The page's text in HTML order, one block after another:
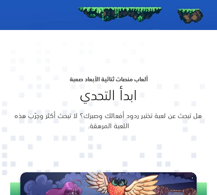
ألعاب منصات ثنائية الأبعاد صعبة
ابدأ التحدي
هل تبحث عن لعبة تختبر ردود أفعالك وصبرك؟ لا تبحث أكثر وجرّب هذه
اللعبة المرهقة.